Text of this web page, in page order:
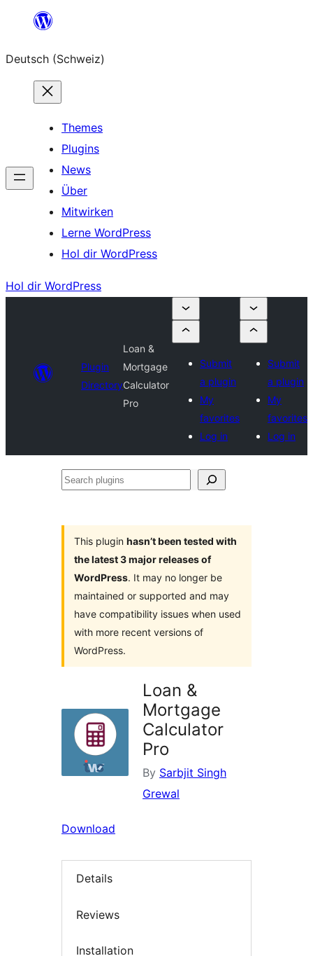
springen
Deutsch (Schweiz)
Themes
Plugins
News
Über
Mitwirken
Lerne WordPress
Hol dir WordPress
Hol dir WordPress
Plugin
Directory
Loan &
Mortgage
Calculator
Pro
Submit
a plugin
My
favorites
Log in
Submit
a plugin
My
favorites
Log in
Search
This plugin hasn’t been tested with
the latest 3 major releases of
WordPress. It may no longer be
maintained or supported and may
have compatibility issues when used
with more recent versions of
WordPress.
Loan &
Mortgage
Calculator
Pro
By Sarbjit Singh
Grewal
Download
Details
Reviews
Installation